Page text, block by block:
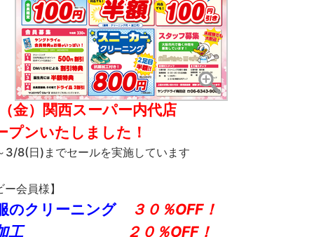
金）関西スーパー内代店
プンいたしました！
8(日)までセールを実施しています
会員様】
のクリーニング
３０％OFF！
工
２０％OFF！